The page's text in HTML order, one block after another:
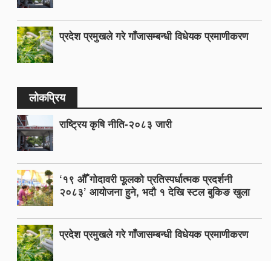
प्रदेश प्रमुखले गरे गाँजासम्बन्धी विधेयक प्रमाणीकरण
लोकप्रिय
राष्ट्रिय कृषि नीति-२०८३ जारी
‘१९ औँ गोदावरी फूलको प्रतिस्पर्धात्मक प्रदर्शनी
२०८३’ आयोजना हुने, भदौ १ देखि स्टल बुकिङ खुला
प्रदेश प्रमुखले गरे गाँजासम्बन्धी विधेयक प्रमाणीकरण